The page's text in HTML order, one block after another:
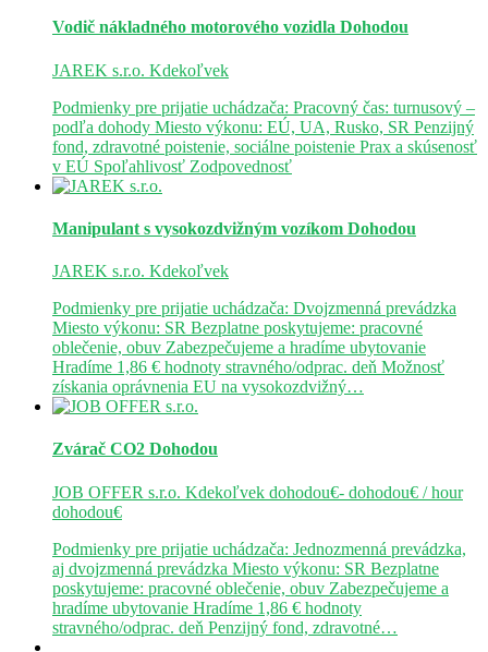
Vodič nákladného motorového vozidla Dohodou
JAREK s.r.o. Kdekoľvek
Podmienky pre prijatie uchádzača: Pracovný čas: turnusový –
podľa dohody Miesto výkonu: EÚ, UA, Rusko, SR Penzijný
fond, zdravotné poistenie, sociálne poistenie Prax a skúsenosť
v EÚ Spoľahlivosť Zodpovednosť
Manipulant s vysokozdvižným vozíkom Dohodou
JAREK s.r.o. Kdekoľvek
Podmienky pre prijatie uchádzača: Dvojzmenná prevádzka
Miesto výkonu: SR Bezplatne poskytujeme: pracovné
oblečenie, obuv Zabezpečujeme a hradíme ubytovanie
Hradíme 1,86 € hodnoty stravného/odprac. deň Možnosť
získania oprávnenia EU na vysokozdvižný…
Zvárač CO2 Dohodou
JOB OFFER s.r.o. Kdekoľvek dohodou€- dohodou€ / hour
dohodou€
Podmienky pre prijatie uchádzača: Jednozmenná prevádzka,
aj dvojzmenná prevádzka Miesto výkonu: SR Bezplatne
poskytujeme: pracovné oblečenie, obuv Zabezpečujeme a
hradíme ubytovanie Hradíme 1,86 € hodnoty
stravného/odprac. deň Penzijný fond, zdravotné…